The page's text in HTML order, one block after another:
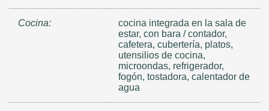
Cocina:
cocina integrada en la sala de
estar, con bara / contador,
cafetera, cubertería, platos,
utensilios de cocina,
microondas, refrigerador,
fogón, tostadora, calentador de
agua